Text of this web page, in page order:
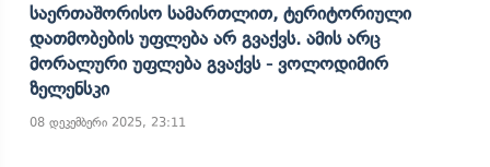
Საერთაშორისო Სამართლით, Ტერიტორიული
Დათმობების Უფლება Არ Გვაქვს. Ამის Არც
Მორალური Უფლება Გვაქვს - Ვოლოდიმირ
Ზელენსკი
08 დეკემბერი 2025, 23:11